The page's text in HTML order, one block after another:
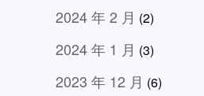
2024 年 2 月 (2)
2024 年 1 月 (3)
2023 年 12 月 (6)